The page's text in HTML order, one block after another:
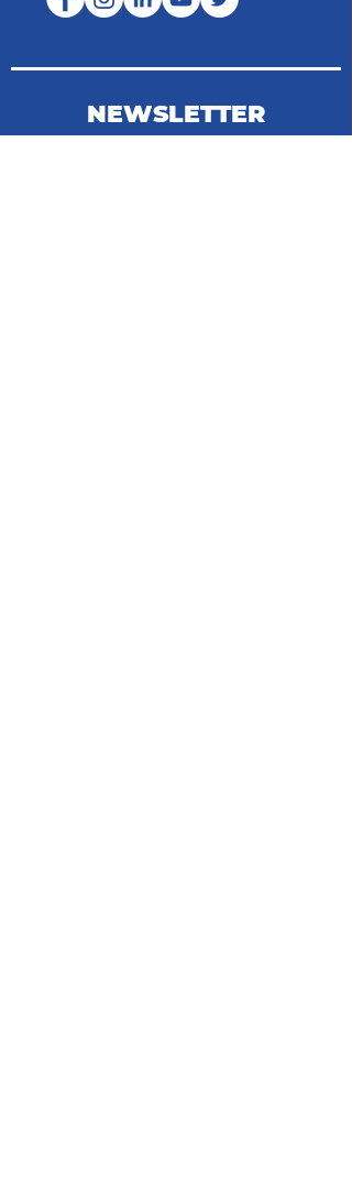
NEWSLETTER